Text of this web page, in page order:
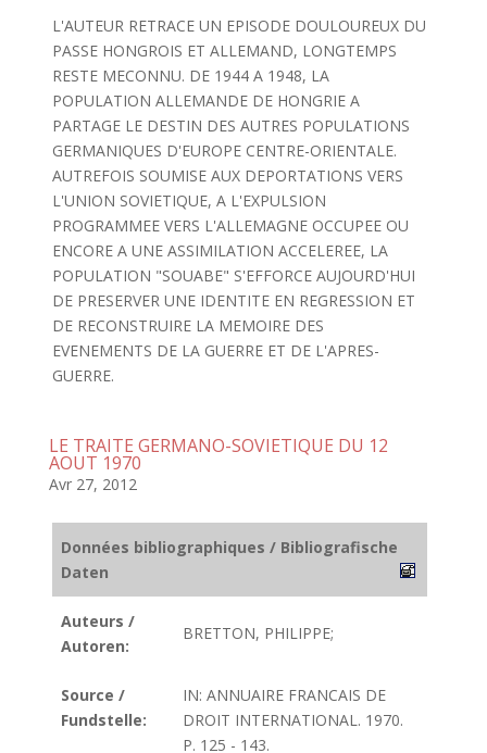
L'AUTEUR RETRACE UN EPISODE DOULOUREUX DU
PASSE HONGROIS ET ALLEMAND, LONGTEMPS
RESTE MECONNU. DE 1944 A 1948, LA
POPULATION ALLEMANDE DE HONGRIE A
PARTAGE LE DESTIN DES AUTRES POPULATIONS
GERMANIQUES D'EUROPE CENTRE-ORIENTALE.
AUTREFOIS SOUMISE AUX DEPORTATIONS VERS
L'UNION SOVIETIQUE, A L'EXPULSION
PROGRAMMEE VERS L'ALLEMAGNE OCCUPEE OU
ENCORE A UNE ASSIMILATION ACCELEREE, LA
POPULATION "SOUABE" S'EFFORCE AUJOURD'HUI
DE PRESERVER UNE IDENTITE EN REGRESSION ET
DE RECONSTRUIRE LA MEMOIRE DES
EVENEMENTS DE LA GUERRE ET DE L'APRES-
GUERRE.
LE TRAITE GERMANO-SOVIETIQUE DU 12
AOUT 1970
Avr 27, 2012
Données bibliographiques / Bibliografische
Daten
Auteurs /
Autoren:
BRETTON, PHILIPPE;
Source /
Fundstelle:
IN: ANNUAIRE FRANCAIS DE
DROIT INTERNATIONAL. 1970.
P. 125 - 143.